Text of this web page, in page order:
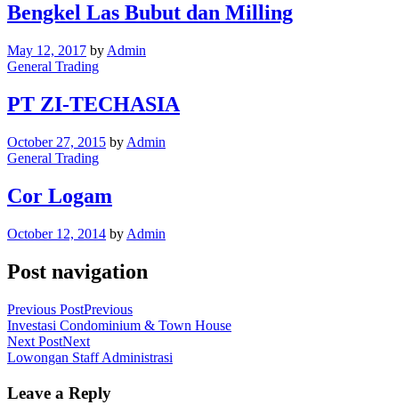
Bengkel Las Bubut dan Milling
May 12, 2017 by Admin
General Trading
PT ZI-TECHASIA
October 27, 2015 by Admin
General Trading
Cor Logam
October 12, 2014 by Admin
Post navigation
Previous PostPrevious
Investasi Condominium & Town House
Next PostNext
Lowongan Staff Administrasi
Leave a Reply